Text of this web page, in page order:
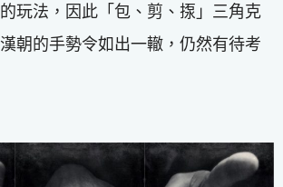
玩法，因此「包、剪、揼」三角克
朝的手勢令如出一轍，仍然有待考